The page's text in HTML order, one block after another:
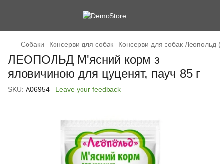
Cобаки Консерви для собак Консерви для собак Леопольд
ЛЕОПОЛЬД М'ясний корм з
яловичиною для цуценят, пауч 85 г
SKU: А06954 Leave your feedback